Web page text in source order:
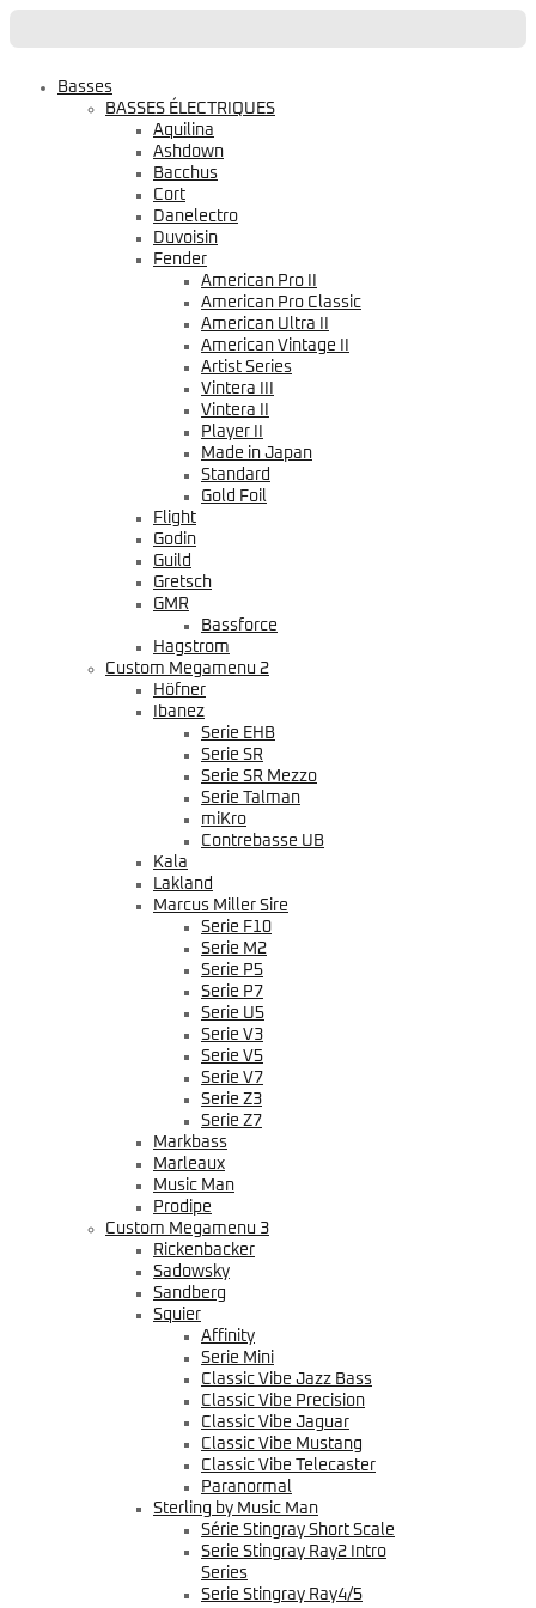
Basses
BASSES ÉLECTRIQUES
Aquilina
Ashdown
Bacchus
Cort
Danelectro
Duvoisin
Fender
American Pro II
American Pro Classic
American Ultra II
American Vintage II
Artist Series
Vintera III
Vintera II
Player II
Made in Japan
Standard
Gold Foil
Flight
Godin
Guild
Gretsch
GMR
Bassforce
Hagstrom
Custom Megamenu 2
Höfner
Ibanez
Serie EHB
Serie SR
Serie SR Mezzo
Serie Talman
miKro
Contrebasse UB
Kala
Lakland
Marcus Miller Sire
Serie F10
Serie M2
Serie P5
Serie P7
Serie U5
Serie V3
Serie V5
Serie V7
Serie Z3
Serie Z7
Markbass
Marleaux
Music Man
Prodipe
Custom Megamenu 3
Rickenbacker
Sadowsky
Sandberg
Squier
Affinity
Serie Mini
Classic Vibe Jazz Bass
Classic Vibe Precision
Classic Vibe Jaguar
Classic Vibe Mustang
Classic Vibe Telecaster
Paranormal
Sterling by Music Man
Série Stingray Short Scale
Serie Stingray Ray2 Intro
Series
Serie Stingray Ray4/5